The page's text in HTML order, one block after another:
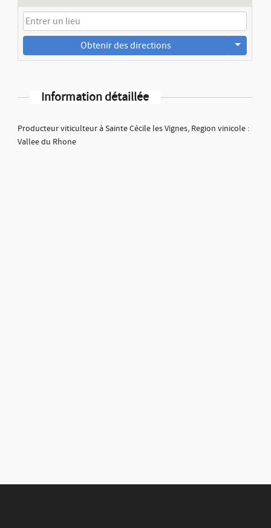
Obtenir des directions
Information détaillée
Producteur viticulteur à Sainte Cécile les Vignes, Region vinicole :
Vallee du Rhone